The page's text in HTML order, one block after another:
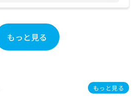
もっと見る
もっと見る